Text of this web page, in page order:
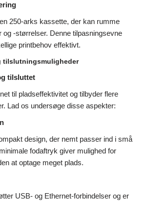
250-arks kassette, der kan rumme
og -størrelser. Denne tilpasningsevne
printbehov effektivt.
tilslutningsmuligheder
tilsluttet
til pladseffektivitet og tilbyder flere
Lad os undersøge disse aspekter:
design, der nemt passer ind i små
fodaftryk giver mulighed for
at optage meget plads.
USB- og Ethernet-forbindelser og er